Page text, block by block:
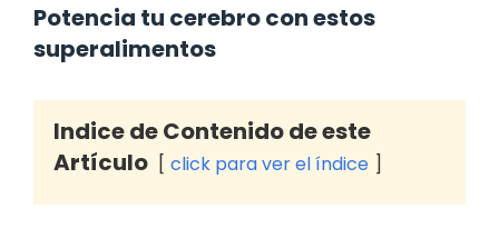
Potencia tu cerebro con estos
superalimentos
Indice de Contenido de este
Artículo
click para ver el índice